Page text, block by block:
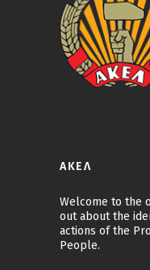
ΑΚΕΛ
Welcome to the
out about the
actions of the
People.